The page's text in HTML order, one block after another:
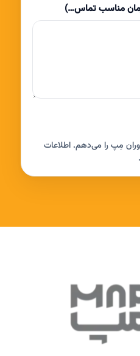
مناسب تماس…)
مِپ را می‌دهم. اطلاعات